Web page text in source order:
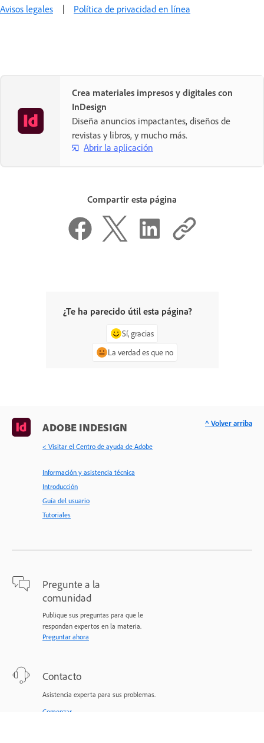
Avisos legales | Política de privacidad en línea
Crea materiales impresos y digitales con
InDesign
Diseña anuncios impactantes, diseños de
revistas y libros, y mucho más.
Abrir la aplicación
Compartir esta página
¿Te ha parecido útil esta página?
Sí, gracias
La verdad es que no
ADOBE INDESIGN
< Visitar el Centro de ayuda de Adobe
Información y asistencia técnica
Introducción
Guía del usuario
Tutoriales
Pregunte a la
comunidad
Publique sus preguntas para que le
respondan expertos en la materia.
Preguntar ahora
Contacto
Asistencia experta para sus problemas.
Comenzar
^ Volver arriba